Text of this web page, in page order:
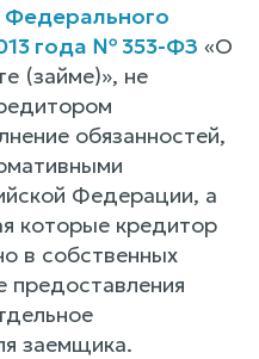
Федерального
года № 353-ФЗ «О
(займе)», не
обязанностей,
Федерации, а
которые кредитор
в собственных
предоставления
заемщика.